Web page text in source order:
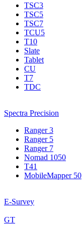
TSC3
TSC5
TSC7
TCU5
T10
Slate
Tablet
CU
T7
TDC
Spectra Precision
Ranger 3
Ranger 5
Ranger 7
Nomad 1050
T41
MobileMapper 50
E-Survey
GT